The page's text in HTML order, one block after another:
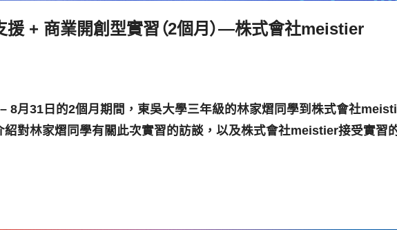
援 + 商業開創型實習（2個月）―株式會社meistier
8月31日的2個月期間，東吳大學三年級的林家熠同學到株式會社
紹對林家熠同學有關此次實習的訪談，以及株式會社meistier接受實習